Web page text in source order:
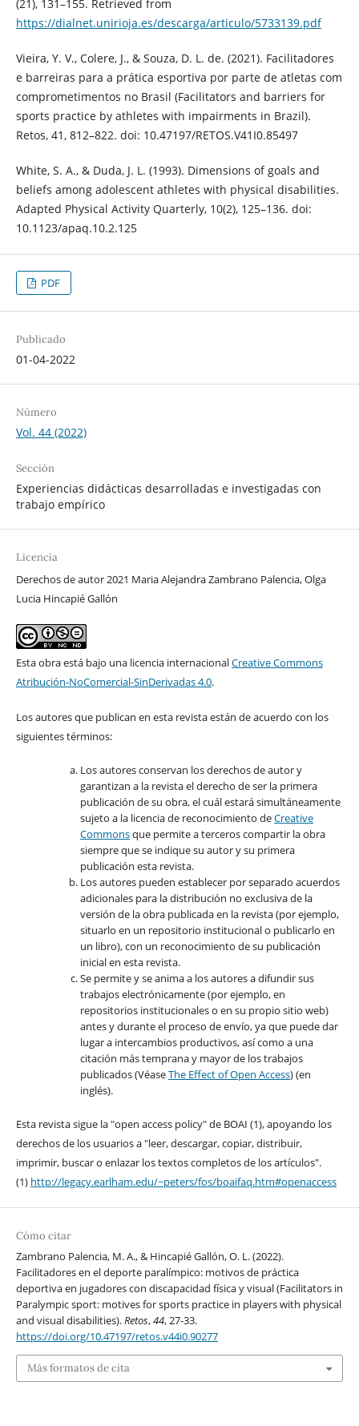
(21), 131–155. Retrieved from
https://dialnet.unirioja.es/descarga/articulo/5733139.pdf
Vieira, Y. V., Colere, J., & Souza, D. L. de. (2021). Facilitadores
e barreiras para a prática esportiva por parte de atletas com
comprometimentos no Brasil (Facilitators and barriers for
sports practice by athletes with impairments in Brazil).
Retos, 41, 812–822. doi: 10.47197/RETOS.V41I0.85497
White, S. A., & Duda, J. L. (1993). Dimensions of goals and
beliefs among adolescent athletes with physical disabilities.
Adapted Physical Activity Quarterly, 10(2), 125–136. doi:
10.1123/apaq.10.2.125
PDF
Publicado
01-04-2022
Número
Vol. 44 (2022)
Sección
Experiencias didácticas desarrolladas e investigadas con
trabajo empírico
Licencia
Derechos de autor 2021 Maria Alejandra Zambrano Palencia, Olga
Lucia Hincapié Gallón
Esta obra está bajo una licencia internacionalCreative Commons
Atribución-NoComercial-SinDerivadas 4.0.
Los autores que publican en esta revista están de acuerdo con los
siguientes términos:
Los autores conservan los derechos de autor y
garantizan a la revista el derecho de ser la primera
publicación de su obra, el cuál estará simultáneamente
sujeto a la licencia de reconocimiento deCreative
Commonsque permite a terceros compartir la obra
siempre que se indique su autor y su primera
publicación esta revista.
Los autores pueden establecer por separado acuerdos
adicionales para la distribución no exclusiva de la
versión de la obra publicada en la revista (por ejemplo,
situarlo en un repositorio institucional o publicarlo en
un libro), con un reconocimiento de su publicación
inicial en esta revista.
Se permite y se anima a los autores a difundir sus
trabajos electrónicamente (por ejemplo, en
repositorios institucionales o en su propio sitio web)
antes y durante el proceso de envío, ya que puede dar
lugar a intercambios productivos, así como a una
citación más temprana y mayor de los trabajos
publicados (VéaseThe Effect of Open Access) (en
inglés).
Esta revista sigue la "open access policy" de BOAI (1), apoyando los
derechos de los usuarios a "leer, descargar, copiar, distribuir,
imprimir, buscar o enlazar los textos completos de los artículos".
(1) http://legacy.earlham.edu/~peters/fos/boaifaq.htm#openaccess
Cómo citar
Zambrano Palencia, M. A., & Hincapié Gallón, O. L. (2022).
Facilitadores en el deporte paralímpico: motivos de práctica
deportiva en jugadores con discapacidad física y visual (Facilitators in
Paralympic sport: motives for sports practice in players with physical
and visual disabilities).Retos,44, 27-33.
https://doi.org/10.47197/retos.v44i0.90277
Más formatos de cita